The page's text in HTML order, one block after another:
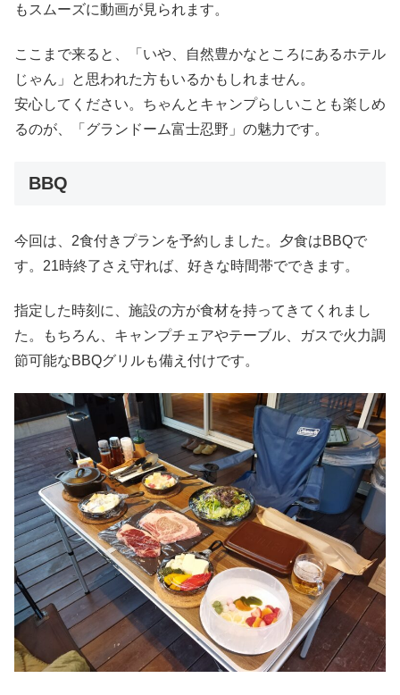
もスムーズに動画が見られます。
ここまで来ると、「いや、自然豊かなところにあるホテル
じゃん」と思われた方もいるかもしれません。
安心してください。ちゃんとキャンプらしいことも楽しめ
るのが、「グランドーム富士忍野」の魅力です。
BBQ
今回は、2食付きプランを予約しました。夕食はBBQで
す。21時終了さえ守れば、好きな時間帯でできます。
指定した時刻に、施設の方が食材を持ってきてくれまし
た。もちろん、キャンプチェアやテーブル、ガスで火力調
節可能なBBQグリルも備え付けです。